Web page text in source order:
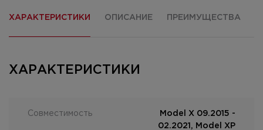
ХАРАКТЕРИСТИКИ ОПИСАНИЕ ПРЕИМУЩЕСТВА
ХАРАКТЕРИСТИКИ
Совместимость
Model X 09.2015 -
02.2021, Model XP